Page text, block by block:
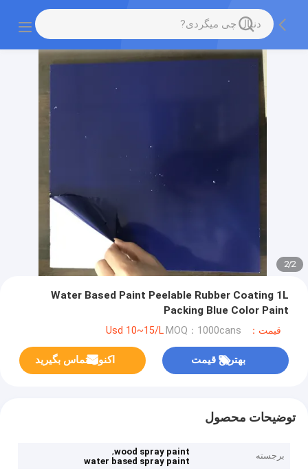
2
/
2
Water Based Paint Peelable Rubber Coating 1L
Packing Blue Color Paint
قیمت：Usd 10~15/L MOQ：1000cans
بهترین قیمت اکنون تماس بگیرید
توضیحات محصول
برجسته wood spray paint
,
water based spray paint